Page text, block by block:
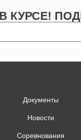
КУРСЕ!
Документы
Новости
Соревнования